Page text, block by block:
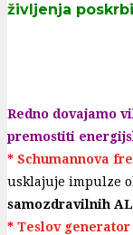
življenja
Redno dovajamo
premostiti
* Schumannova
usklajuje impulze
samozdravilnih
* Teslov generator